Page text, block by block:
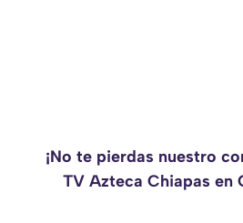
¡No te pierdas nuestro
TV Azteca Chiapas en